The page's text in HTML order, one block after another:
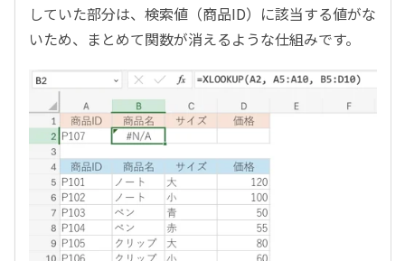
していた部分は、検索値（商品ID）に該当する値がな
いため、まとめて関数が消えるような仕組みです。